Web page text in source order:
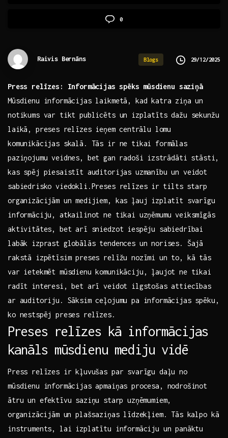
0
Raivis Bernāns Blogs 29/12/2025
Press relīzes: Informācijas⁣ spēks ⁣mūsdienu saziņā
Mūsdienu informācijas laikmetā, kad katra ziņa un
notikums var tikt publicēts un izplatīts dažu sekunžu
laikā, preses⁤ relīzes⁤ ieņem centrālu lomu‍
komunikācijas skalā. Tās ir ne tikai formālas⁢
paziņojumu veidnes, bet ⁢gan radoši ⁢izstrādāti​ stāsti,
kas spēj piesaistīt auditorijas uzmanību un veidot
sabiedrisko viedokli.Preses relīzes ⁤ir ⁣tilts starp
organizācijām un medijiem, kas ļauj ‍izplatīt svarīgu
informāciju, atkailinot ne tikai uzņēmumu veiksmīgās
aktivitātes, bet arī sniedzot iespēju sabiedrībai
labāk izprast globālās tendences un norises. Šajā
rakstā izpētīsim preses relīžu nozīmi un to, kā​ tās
var ietekmēt mūsdienu ‌komunikāciju, ļaujot ne tikai
radīt ‍interesi,​ bet arī veidot ilgstošas attiecības
ar auditoriju. Sāksim ceļojumu pa informācijas spēku,
ko nestspēj preses relīzes.
Preses relīzes kā informācijas
kanāls mūsdienu mediju vidē
Press relīzes ir kļuvušas ‌par svarīgu daļu no
mūsdienu informācijas ‌apmaiņas procesa, nodrošinot
ātru ‌un efektīvu‌ saziņu⁤ starp uzņēmumiem,
⁣organizācijām ‌un ‍plašsaziņas līdzekļiem. Tās kalpo‌ kā
instruments, lai izplatītu informāciju un panāktu